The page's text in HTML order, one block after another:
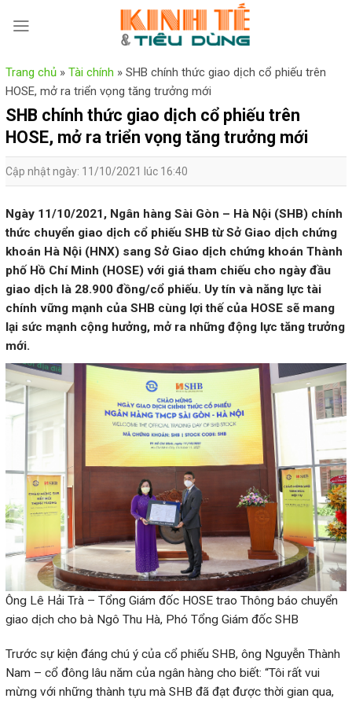
Trang chủ » Tài chính » SHB chính thức giao dịch cổ phiếu trên
HOSE, mở ra triển vọng tăng trưởng mới
SHB chính thức giao dịch cổ phiếu trên
HOSE, mở ra triển vọng tăng trưởng mới
Cập nhật ngày: 11/10/2021 lúc 16:40
Ngày 11/10/2021, Ngân hàng Sài Gòn – Hà Nội (SHB) chính
thức chuyển giao dịch cổ phiếu SHB từ Sở Giao dịch chứng
khoán Hà Nội (HNX) sang Sở Giao dịch chứng khoán Thành
phố Hồ Chí Minh (HOSE) với giá tham chiếu cho ngày đầu
giao dịch là 28.900 đồng/cổ phiếu. Uy tín và năng lực tài
chính vững mạnh của SHB cùng lợi thế của HOSE sẽ mang
lại sức mạnh cộng hưởng, mở ra những động lực tăng trưởng
mới.
Ông Lê Hải Trà – Tổng Giám đốc HOSE trao Thông báo chuyển
giao dịch cho bà Ngô Thu Hà, Phó Tổng Giám đốc SHB
Trước sự kiện đáng chú ý của cổ phiếu SHB, ông Nguyễn Thành
Nam – cổ đông lâu năm của ngân hàng cho biết: “Tôi rất vui
mừng với những thành tựu mà SHB đã đạt được thời gian qua,